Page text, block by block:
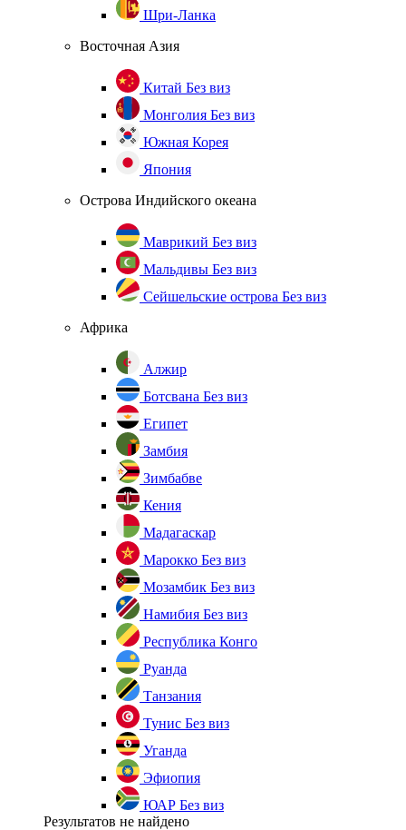
Шри-Ланка
Восточная Азия
Китай Без виз
Монголия Без виз
Южная Корея
Япония
Острова Индийского океана
Маврикий Без виз
Мальдивы Без виз
Сейшельские острова Без виз
Африка
Алжир
Ботсвана Без виз
Египет
Замбия
Зимбабве
Кения
Мадагаскар
Марокко Без виз
Мозамбик Без виз
Намибия Без виз
Республика Конго
Руанда
Танзания
Тунис Без виз
Уганда
Эфиопия
ЮАР Без виз
Результатов не найдено